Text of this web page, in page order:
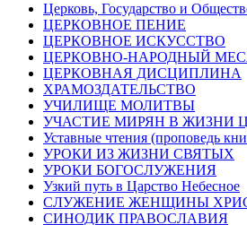
Церковь, Государство и
ЦЕРКОВНОЕ ПЕНИЕ
ЦЕРКОВНОЕ ИСКУССТВО
ЦЕРКОВНО-НАРОДНЫЙ
ЦЕРКОВНАЯ ДИСЦИПЛИНА
ХРАМОЗДАТЕЛЬСТВО
УЧИЛИЩЕ МОЛИТВЫ
УЧАСТИЕ МИРЯН В ЖИЗНИ
Уставные чтения (проповедь
УРОКИ ИЗ ЖИЗНИ СВЯТЫХ
УРОКИ БОГОСЛУЖЕНИЯ
Узкий путь в Царство Небесное
СЛУЖЕНИЕ ЖЕНЩИНЫ
СИНОДИК ПРАВОСЛАВИЯ